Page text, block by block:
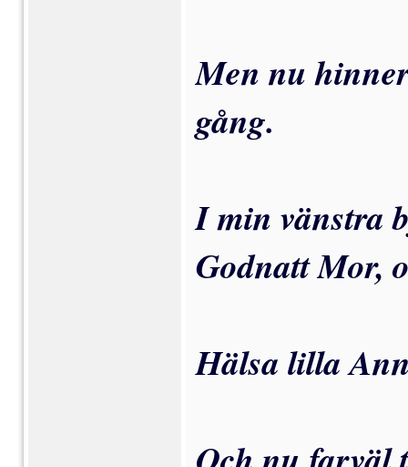
Men nu
gång.
I min vänstra
Godnatt Mor,
Hälsa lilla